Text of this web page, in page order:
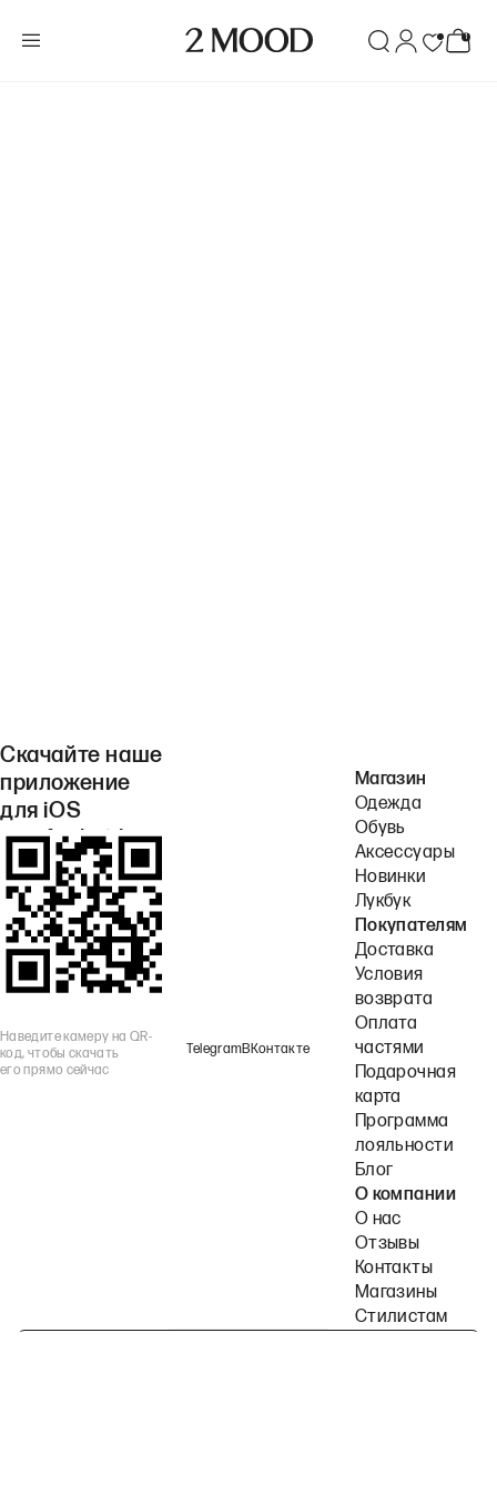
Скачайте наше
приложение
для iOS
или Android.
Наведите камеру на QR-
код, чтобы скачать
его прямо сейчас
TelegramВКонтакте
Магазин
Одежда
Обувь
Аксессуары
Новинки
Лукбук
Покупателям
Доставка
Условия
возврата
Оплата
частями
Подарочная
карта
Программа
лояльности
Блог
О компании
О нас
Отзывы
Контакты
Магазины
Стилистам